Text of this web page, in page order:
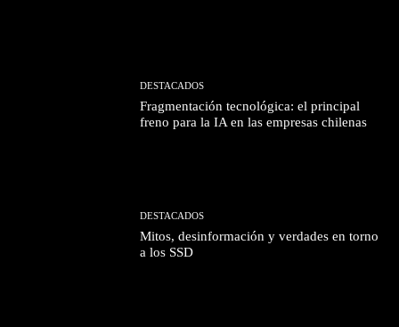
DESTACADOS
Fragmentación tecnológica: el principal
freno para la IA en las empresas chilenas
DESTACADOS
Mitos, desinformación y verdades en torno
a los SSD